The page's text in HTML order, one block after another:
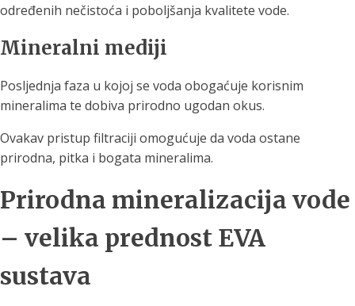
određenih nečistoća i poboljšanja kvalitete vode.
Mineralni mediji
Posljednja faza u kojoj se voda obogaćuje korisnim
mineralima te dobiva prirodno ugodan okus.
Ovakav pristup filtraciji omogućuje da voda ostane
prirodna, pitka i bogata mineralima.
Prirodna mineralizacija vode
– velika prednost EVA
sustava